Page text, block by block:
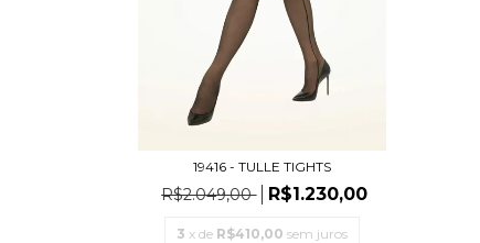
19416 - TULLE TIGHTS
R$2.049,00 R$1.230,00
3 x de R$410,00 sem juros